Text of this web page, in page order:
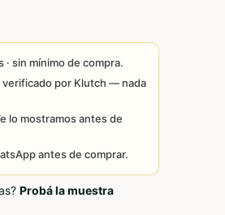
· sin mínimo de compra.
verificado por Klutch — nada
lo mostramos antes de
antes de comprar.
Probá la muestra